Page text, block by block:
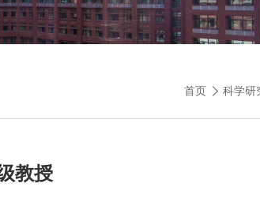
首页 科学研
教授